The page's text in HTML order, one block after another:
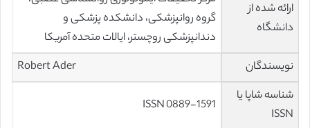
ارائه شده از
دانشگاه
گروه روانپزشکی، دانشکده پزشکی و
دندانپزشکی روچستر، ایالات متحده آمریکا
نویسندگان
Robert Ader
شناسه شاپا یا
ISSN
ISSN 0889-1591